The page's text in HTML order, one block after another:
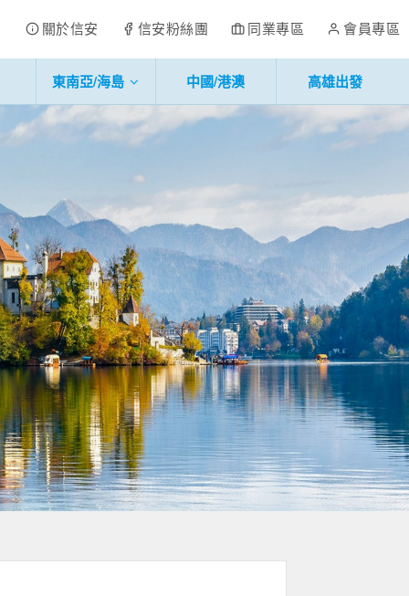
關於信安 信安粉絲團 同業專區 會員專區
東南亞/海島 中國/港澳 高雄出發